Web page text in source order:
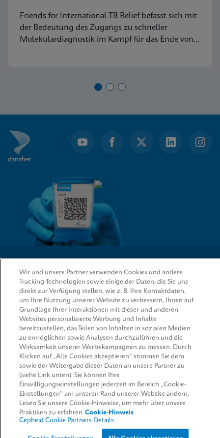
Friends for International TB Relief befasst sich mit
der Bedeutung des Zugangs zu schneller
Molekulardiagnostik im Kampf für das Ende von
QUICK LINKS
RECHTSWESEN
ÜBEREINSTIMMUNG
© 2026 Cepheid. Cepheid®, das Cepheid-Logo, GeneXpert®, Xpert® und I-CORE® sind Marken
von Cepheid, die in den USA und anderen Ländern eingetragen sind.
Wir und unsere Partner verwenden Cookies und andere
Tracking-Technologien sowie einige der Daten, die Sie uns
direkt zur Verfügung stellen, wie z. B. Ihre Kontaktdaten,
um Ihre Nutzung unserer Website zu verbessern, Ihnen auf
Grundlage Ihrer Interaktionen mit dieser und anderen
Websites personalisierte Werbung und Inhalte
bereitzustellen, das Teilen von Inhalten in sozialen Medien
zu ermöglichen sowie Analysen durchzuführen und die
Wirksamkeit unserer Werbekampagnen zu messen. Durch
Klicken auf „Alle Cookies akzeptieren“ stimmen Sie dem
sowie der Weitergabe dieser Daten an unsere Partner zu
(siehe Link unten). Sie können Ihre
Einwilligungseinstellungen jederzeit im Bereich „Cookie-
Einstellungen“ am unteren Rand unserer Website ändern.
Lesen Sie unsere Cookie-Hinweise, um mehr über unsere
Praktiken zu erfahren Cookie-Hinweis
Cepheid Cookie Partners Details